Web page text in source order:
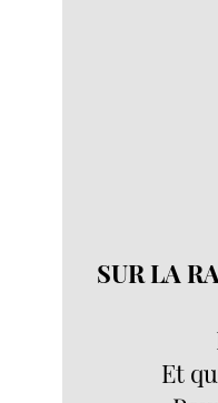
SUR LA
Et